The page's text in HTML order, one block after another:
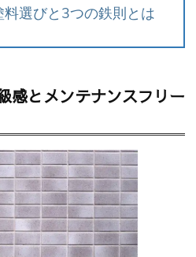
選びと3つの鉄則とは
感とメンテナンスフリー